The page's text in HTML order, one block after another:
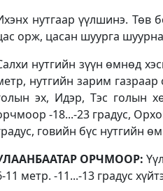
нутгаар үүлшинэ. Төв
орж, цасан шуурга
нутгийн зүүн өмнөд
нутгийн зарим
эх, Идэр, Тэс голын
-18...-23 градус,
говийн бүс нутгийн
ОРЧМООР:
11 метр. -11...-13 градус